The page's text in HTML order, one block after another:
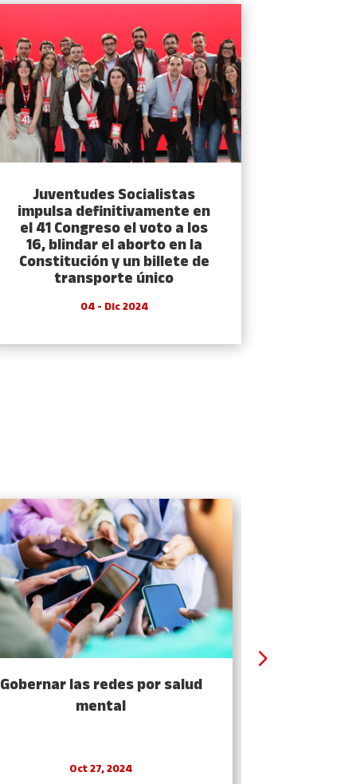
Juventudes Socialistas
impulsa definitivamente en
el 41 Congreso el voto a los
16, blindar el aborto en la
Constitución y un billete de
transporte único
04 - Dic 2024
Gobernar las redes por salud
mental
Oct 27, 2024